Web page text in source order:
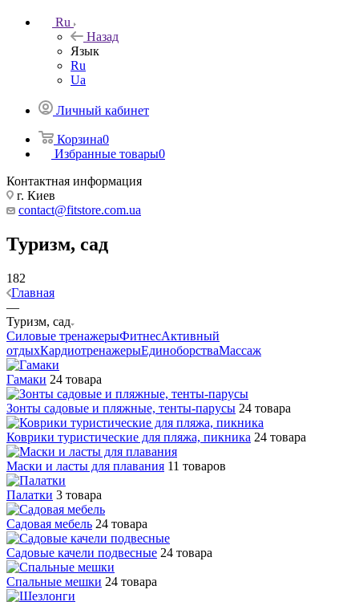
Ru
Назад
Язык
Ru
Ua
Личный кабинет
Корзина0
Избранные товары0
Контактная информация
г. Киев
contact@fitstore.com.ua
Туризм, сад
182
Главная
—
Туризм, сад
Силовые тренажерыФитнесАктивный
отдыхКардиотренажерыЕдиноборстваМассаж
Гамаки 24 товара
Зонты садовые и пляжные, тенты-парусы 24 товара
Коврики туристические для пляжа, пикника 24 товара
Маски и ласты для плавания 11 товаров
Палатки 3 товара
Садовая мебель 24 товара
Садовые качели подвесные 24 товара
Спальные мешки 24 товара